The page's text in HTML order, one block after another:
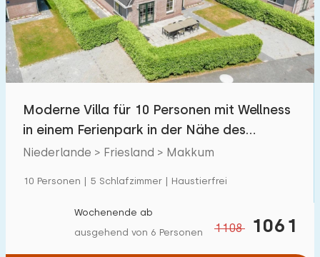
Schwimmbad 0
Eingezäunter Garten 0
Haustierfrei
Ladestation Auto
€ 0 — € 1000+
Moderne Villa für 10 Personen mit Wellness
in einem Ferienpark in der Nähe des
IJsselmeers
Niederlande > Friesland > Makkum
10 Personen | 5 Schlafzimmer | Haustierfrei
1108 1061
Wochenende ab
ausgehend von 6 Personen